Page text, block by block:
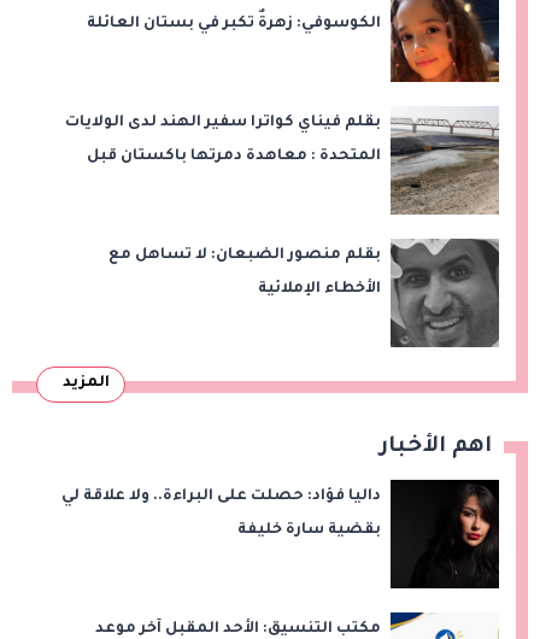
الكوسوفي: زهرةٌ تكبر في بستان العائلة
بقلم فيناي كواترا سفير الهند لدى الولايات
المتحدة : معاهدة دمرتها باكستان قبل
بقلم منصور الضبعان: لا تساهل مع
الأخطاء الإملائية
المزيد
اهم الأخبار
داليا فؤاد: حصلت على البراءة.. ولا علاقة لي
بقضية سارة خليفة
مكتب التنسيق: الأحد المقبل آخر موعد